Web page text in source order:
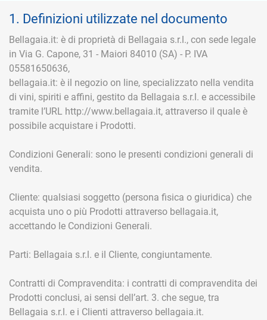
1. Definizioni utilizzate nel documento
Bellagaia.it: è di proprietà di Bellagaia s.r.l., con sede legale
in Via G. Capone, 31 - Maiori 84010 (SA) - P. IVA
05581650636,
bellagaia.it: è il negozio on line, specializzato nella vendita
di vini, spiriti e affini, gestito da Bellagaia s.r.l. e accessibile
tramite l’URL http://www.bellagaia.it, attraverso il quale è
possibile acquistare i Prodotti.
Condizioni Generali: sono le presenti condizioni generali di
vendita.
Cliente: qualsiasi soggetto (persona fisica o giuridica) che
acquista uno o più Prodotti attraverso bellagaia.it,
accettando le Condizioni Generali.
Parti: Bellagaia s.r.l. e il Cliente, congiuntamente.
Contratti di Compravendita: i contratti di compravendita dei
Prodotti conclusi, ai sensi dell’art. 3. che segue, tra
Bellagaia s.r.l. e i Clienti attraverso bellagaia.it.